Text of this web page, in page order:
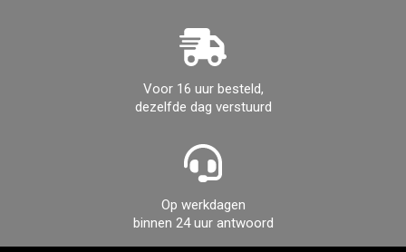
Voor 16 uur besteld,
dezelfde dag verstuurd
Op werkdagen
binnen 24 uur antwoord